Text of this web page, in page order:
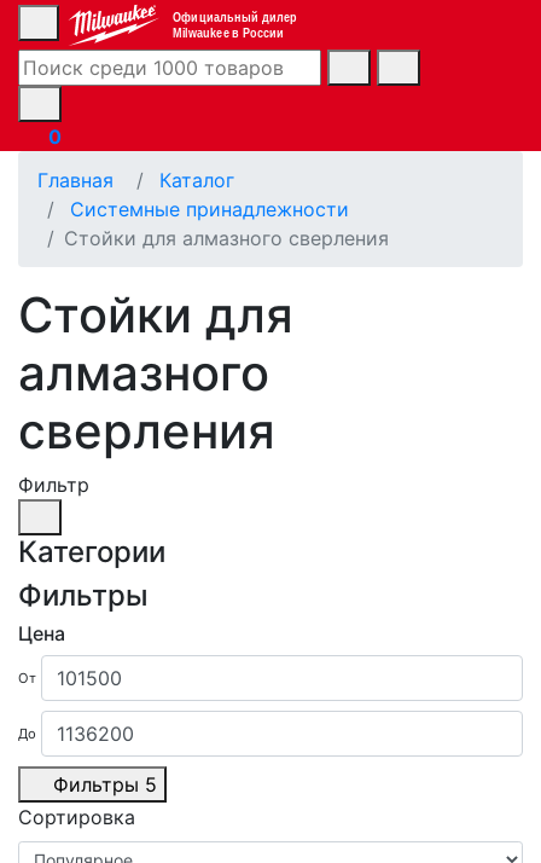
Официальный дилер
Milwaukee в России
0
Главная
Каталог
Системные принадлежности
Стойки для алмазного сверления
Стойки для
алмазного
сверления
Фильтр
Категории
Фильтры
Цена
От
До
Фильтры 5
Сортировка